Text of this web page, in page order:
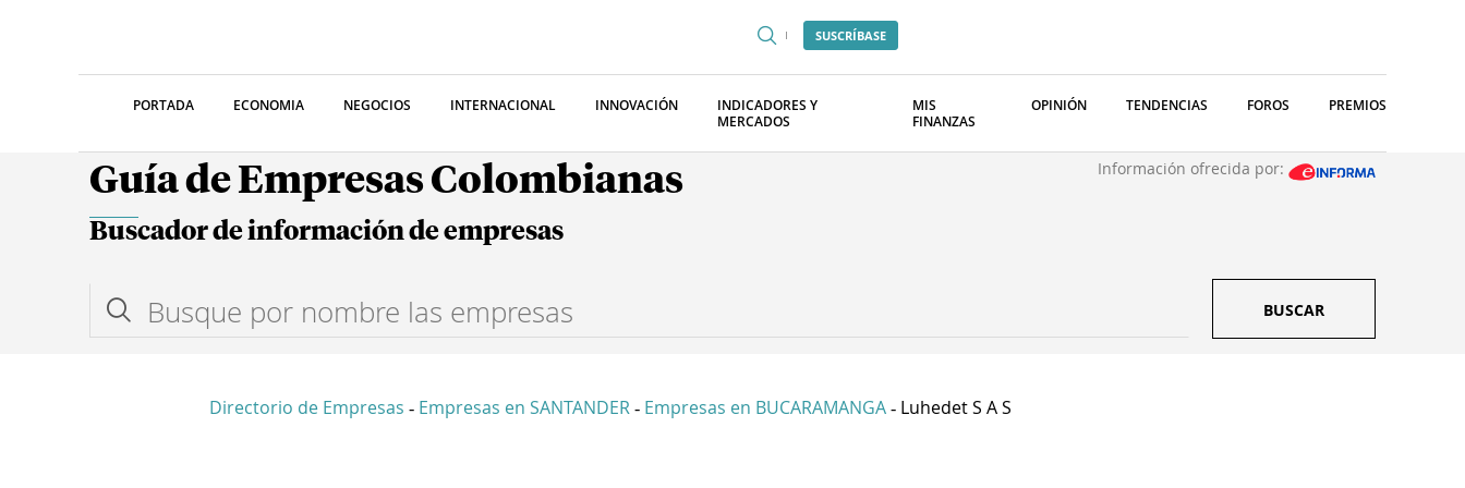
SUSCRÍBASE
PORTADA ECONOMIA NEGOCIOS INTERNACIONAL INNOVACIÓN
INDICADORES Y
MERCADOS
MIS
FINANZAS
OPINIÓN TENDENCIAS FOROS PREMIOS
Guía de Empresas Colombianas Información ofrecida por:
Buscador de información de empresas
BUSCAR
Directorio de Empresas - Empresas en SANTANDER - Empresas en BUCARAMANGA - Luhedet S A S